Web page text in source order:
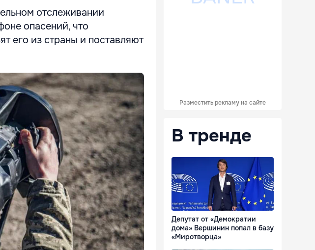
отслеживании
опасений, что
его из страны и поставляют
Разместить рекламу на сайте
В тренде
Депутат от «Демократии
дома» Вершинин попал в базу
«Миротворца»